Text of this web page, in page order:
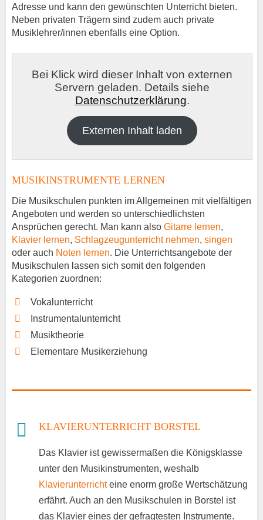
Adresse und kann den gewünschten Unterricht bieten.
Neben privaten Trägern sind zudem auch private
Musiklehrer/innen ebenfalls eine Option.
Bei Klick wird dieser Inhalt von externen
Servern geladen. Details siehe
Datenschutzerklärung.
Externen Inhalt laden
MUSIKINSTRUMENTE LERNEN
Die Musikschulen punkten im Allgemeinen mit vielfältigen
Angeboten und werden so unterschiedlichsten
Ansprüchen gerecht. Man kann also Gitarre lernen,
Klavier lernen, Schlagzeugunterricht nehmen, singen
oder auch Noten lernen. Die Unterrichtsangebote der
Musikschulen lassen sich somit den folgenden
Kategorien zuordnen:
Vokalunterricht
Instrumentalunterricht
Musiktheorie
Elementare Musikerziehung
KLAVIERUNTERRICHT BORSTEL
Das Klavier ist gewissermaßen die Königsklasse
unter den Musikinstrumenten, weshalb
Klavierunterrichteine enorm große Wertschätzung
erfährt. Auch an den Musikschulen in Borstel ist
das Klavier eines der gefragtesten Instrumente.